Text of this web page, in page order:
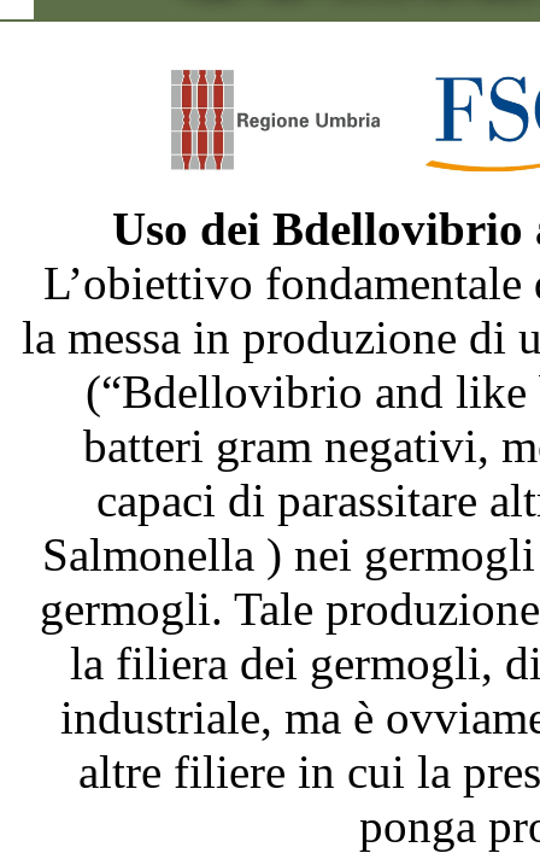
Uso dei
L’obiettivo fondamentale
la messa in produzione di
(“Bdellovibrio and like
batteri gram negativi,
capaci di parassitare
Salmonella ) nei
germogli. Tale
la filiera dei germogli,
industriale, ma è
altre filiere in cui la
ponga